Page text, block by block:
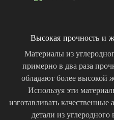
Высокая прочность и
Материалы из
примерно в два раза
обладают более высокой
Используя эти
изготавливать качественные
детали из углеродного